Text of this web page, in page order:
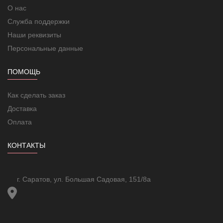
О нас
Служба поддержки
Наши реквизиты
Персональные данные
ПОМОЩЬ
Как сделать заказ
Доставка
Оплата
КОНТАКТЫ
г. Саратов, ул. Большая Садовая, 151/8а